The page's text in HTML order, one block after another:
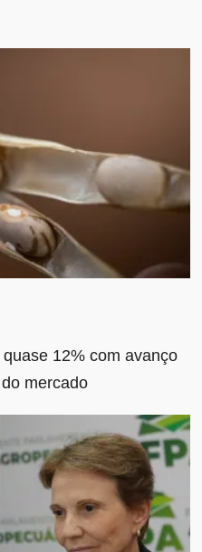
12% com avanço
mercado